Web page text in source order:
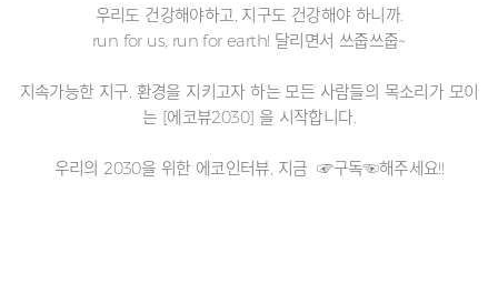
우리도 건강해야하고, 지구도 건강해야 하니까.
run for us, run for earth! 달리면서 쓰줍쓰줍~
지속가능한 지구, 환경을 지키고자 하는 모든 사람들의 목소리가 모이
는 [에코뷰2030] 을 시작합니다.
우리의 2030을 위한 에코인터뷰, 지금 ☞구독☜해주세요!!